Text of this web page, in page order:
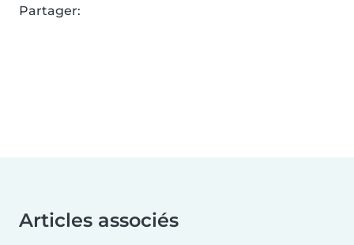
Partager:
Articles associés